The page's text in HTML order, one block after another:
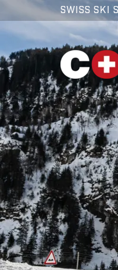
SWISS SKI